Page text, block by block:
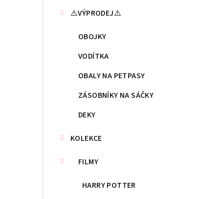
⚠️VÝPRODEJ⚠️
OBOJKY
VODÍTKA
OBALY NA PETPASY
ZÁSOBNÍKY NA SÁČKY
DEKY
KOLEKCE
FILMY
HARRY POTTER